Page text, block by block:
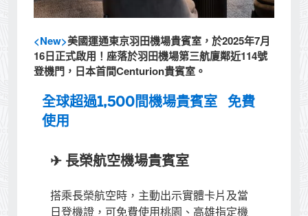
<New>美國運通東京羽田機場貴賓室，於2025年7月
16日正式啟用！座落於羽田機場第三航廈鄰近114號
登機門，日本首間Centurion貴賓室。
全球超過1,500間機場貴賓室 免費
使用
✈ 長榮航空機場貴賓室
搭乘長榮航空時，主動出示實體卡片及當
日登機證，可免費使用桃園、高雄指定機